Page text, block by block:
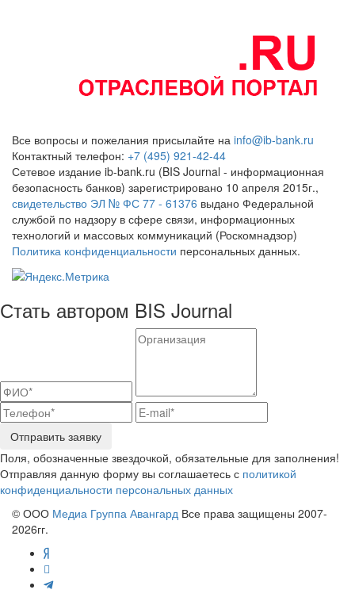
Все вопросы и пожелания присылайте на info@ib-bank.ru
Контактный телефон: +7 (495) 921-42-44
Сетевое издание ib-bank.ru (BIS Journal - информационная
безопасность банков) зарегистрировано 10 апреля 2015г.,
свидетельство ЭЛ № ФС 77 - 61376 выдано Федеральной
службой по надзору в сфере связи, информационных
технологий и массовых коммуникаций (Роскомнадзор)
Политика конфиденциальности персональных данных.
Стать автором BIS Journal
Отправить заявку
Поля, обозначенные звездочкой, обязательные для заполнения!
Отправляя данную форму вы соглашаетесь с политикой
конфиденциальности персональных данных
© ООО Медиа Группа Авангард Все права защищены 2007-
2026гг.